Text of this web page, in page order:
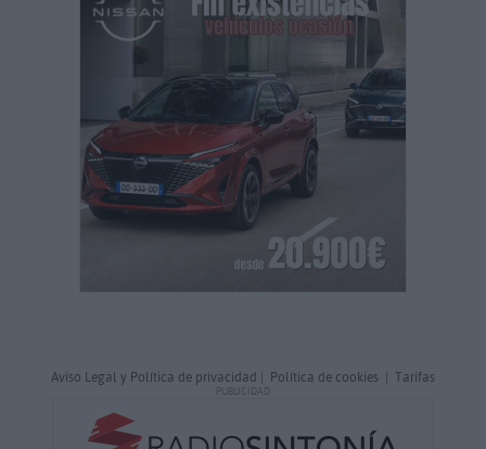
Aviso Legal y Política de privacidad | Política de cookies | Tarifas
PUBLICIDAD